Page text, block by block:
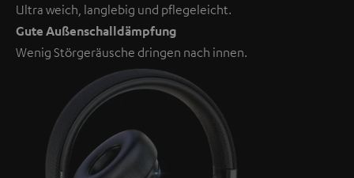
Ultra weich, langlebig und pflegeleicht.
Gute Außenschalldämpfung
Wenig Störgeräusche dringen nach innen.